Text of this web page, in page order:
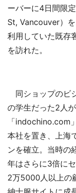
ーバーに4日間限
St, Vancouver）
利用していた既存
を訪れた。
同ショップのビ
の学生だった2人
「indochino.com
本社を置き、上海
ンを確立。当時の
年はさらに3倍に
2万5000人以上の